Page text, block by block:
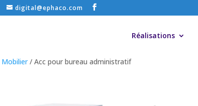
digital@ephaco.com
Réalisations
Mobilier/ Acc pour bureau administratif